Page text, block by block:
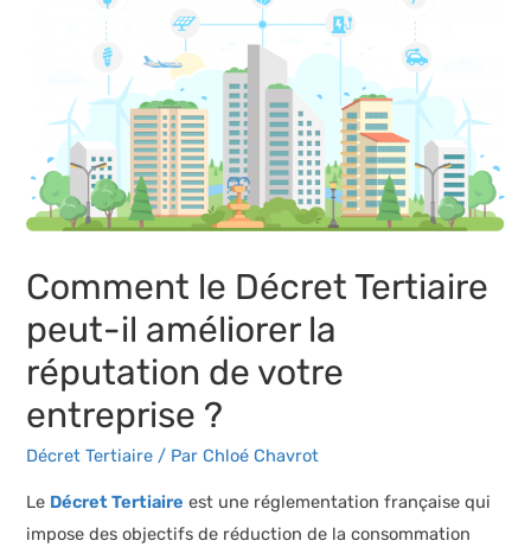
Comment le Décret Tertiaire
peut-il améliorer la
réputation de votre
entreprise ?
Décret Tertiaire / ParChloé Chavrot
Le Décret Tertiaire est une réglementation française qui
impose des objectifs de réduction de la consommation